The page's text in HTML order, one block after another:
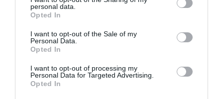
grant or deny consent to Google and its third-party tags to
use your data for below specified purposes in below Google
consent section.
personal data.
Opted In
I want to opt-out of the Sale of my
Personal Data.
Opted In
I want to opt-out of processing my
Personal Data for Targeted Advertising.
Opted In
Croc Fèves !